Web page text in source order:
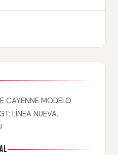
CAYENNE MODELO
LÍNEA NUEVA.